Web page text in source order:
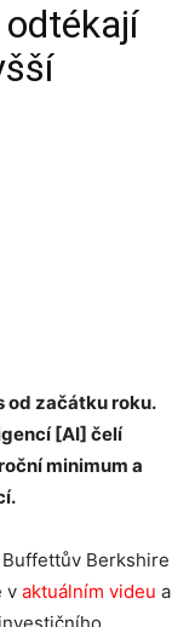
od začátku roku.
[AI] čelí
minimum a
Berkshire
v aktuálním videu a